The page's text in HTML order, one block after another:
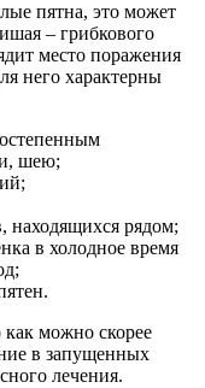
пятна, это может
– грибкового
место поражения
него характерны
шею;
находящихся рядом;
в холодное время
можно скорее
в запущенных
лечения.